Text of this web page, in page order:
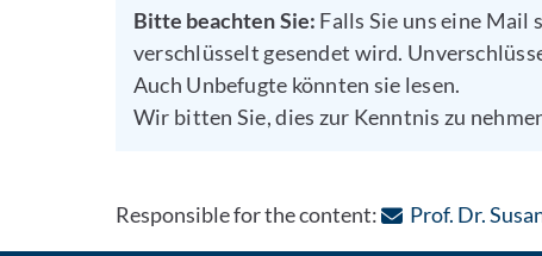
Bitte beachten Sie: Falls Sie uns eine Mail
verschlüsselt gesendet wird.
Auch Unbefugte könnten sie lesen.
Wir bitten Sie, dies zur Kenntnis zu
Responsible for the content: Prof. Dr.